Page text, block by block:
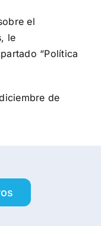
el
le
“Política
de